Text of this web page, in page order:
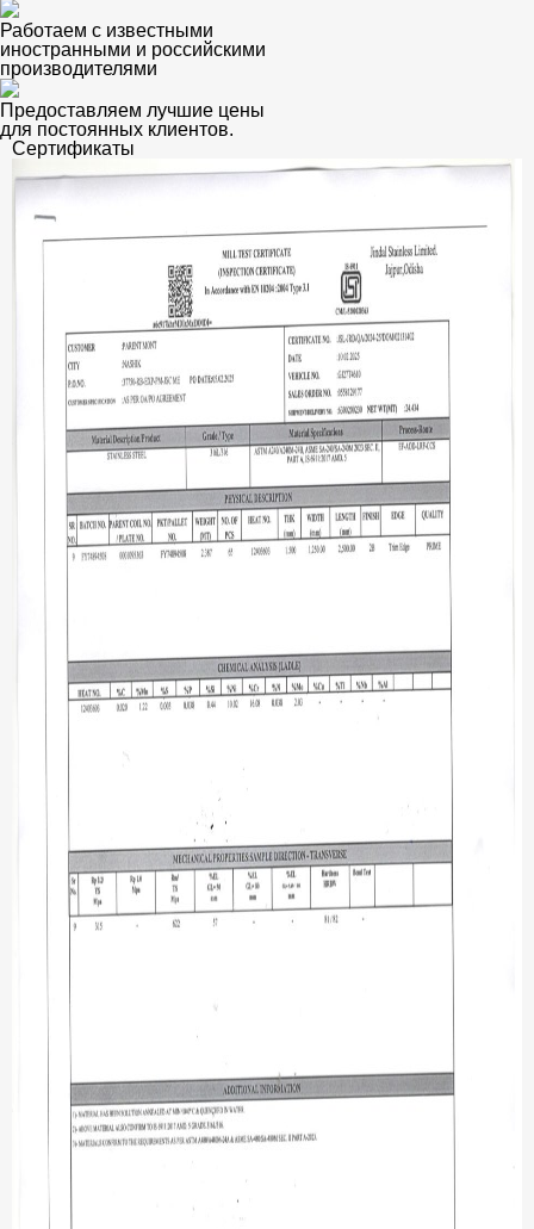
Работаем с известными
иностранными и российскими
производителями
Предоставляем лучшие цены
для постоянных клиентов.
Сертификаты